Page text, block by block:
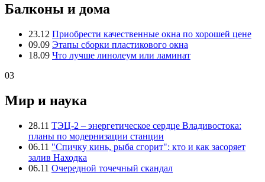
Балконы и дома
23.12 Приобрести качественные окна по хорошей цене
09.09 Этапы сборки пластикового окна
18.09 Что лучше линолеум или ламинат
03
Мир и наука
28.11 ТЭЦ-2 – энергетическое сердце Владивостока:
планы по модернизации станции
06.11 "Спичку кинь, рыба сгорит": кто и как засоряет
залив Находка
06.11 Очередной точечный скандал